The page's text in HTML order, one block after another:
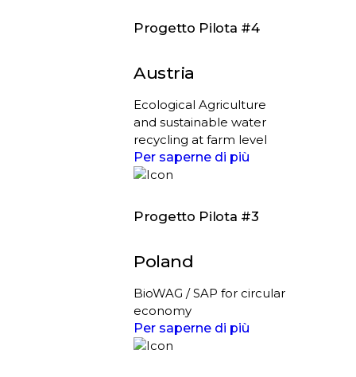
Progetto Pilota #4
Austria
Ecological Agriculture
and sustainable water
recycling at farm level
Per saperne di più
Progetto Pilota #3
Poland
BioWAG / SAP for circular
economy
Per saperne di più